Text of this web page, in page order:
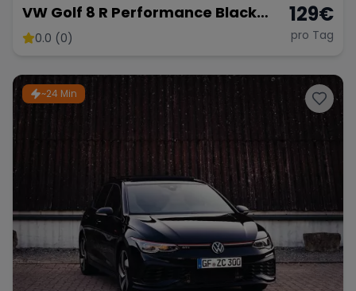
VW Golf 8 R Performance Black
Edition – 333 PS Kraftpaket
0.0 (0)
129€
pro Tag
~24 Min